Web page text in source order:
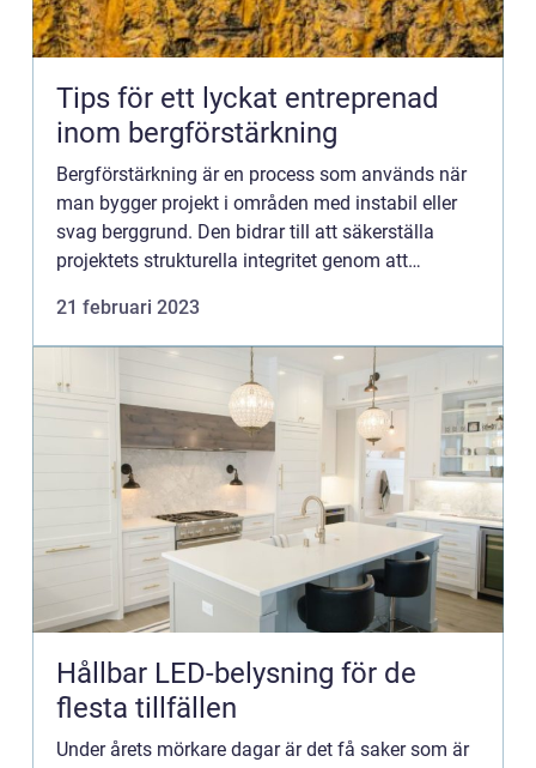
Tips för ett lyckat entreprenad
inom bergförstärkning
Bergförstärkning är en process som används när
man bygger projekt i områden med instabil eller
svag berggrund. Den bidrar till att säkerställa
projektets strukturella integritet genom att
potentiella k...
21 februari 2023
Hållbar LED-belysning för de
flesta tillfällen
Under årets mörkare dagar är det få saker som är